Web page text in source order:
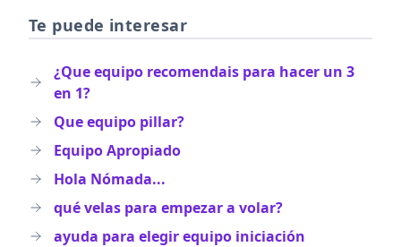
Te puede interesar
¿Que equipo recomendais para hacer un 3
en 1?
Que equipo pillar?
Equipo Apropiado
Hola Nómada...
qué velas para empezar a volar?
ayuda para elegir equipo iniciación